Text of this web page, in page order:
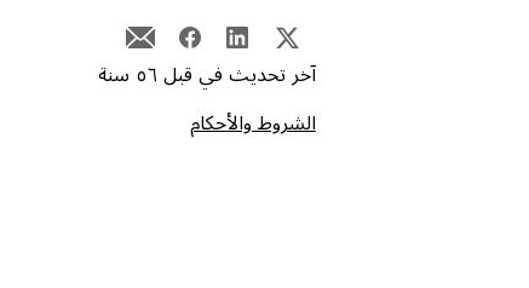
آخر تحديث في قبل ٥٦ سنة
الشروط والأحكام